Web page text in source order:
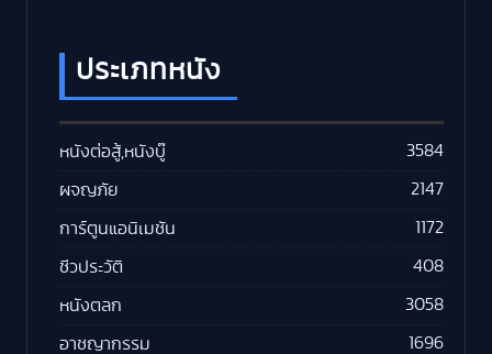
ประเภทหนัง
หนังต่อสู้,หนังบู๊ 3584
ผจญภัย 2147
การ์ตูนแอนิเมชัน 1172
ชีวประวัติ 408
หนังตลก 3058
อาชญากรรม 1696